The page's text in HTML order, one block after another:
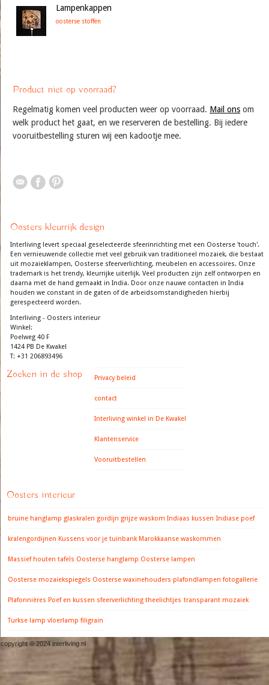
Lampenkappen
oosterse stoffen
Product niet op voorraad?
Regelmatig komen veel producten weer op voorraad. Mail ons om
welk product het gaat, en we reserveren de bestelling. Bij iedere
vooruitbestelling sturen wij een kadootje mee.
Oosters kleurrijk design
Interliving levert speciaal geselecteerde sfeerinrichting met een Oosterse 'touch'.
Een vernieuwende collectie met veel gebruik van traditioneel mozaiek, die bestaat
uit mozaieklampen, Oosterse sfeerverlichting, meubelen en accessoires. Onze
trademark is het trendy, kleurrijke uiterlijk. Veel producten zijn zelf ontworpen en
daarna met de hand gemaakt in India. Door onze nauwe contacten in India
houden we constant in de gaten of de arbeidsomstandigheden hierbij
gerespecteerd worden.
Interliving - Oosters interieur
Winkel:
Poelweg 40 F
1424 PB De Kwakel
T: +31 206893496
Zoeken in de shop Privacy beleid
contact
Interliving winkel in De Kwakel
Klantenservice
Vooruitbestellen
Oosters interieur
bruine hanglamp glaskralen gordijn grijze waskom Indiaas kussen Indiase poef
kralengordijnen Kussens voor je tuinbank Marokkaanse waskommen
Massief houten tafels Oosterse hanglamp Oosterse lampen
Oosterse mozaiekspiegels Oosterse waxinehouders plafondlampen fotogallerie
Plafonnières Poef en kussen sfeerverlichting theelichtjes transparant mozaiek
Turkse lamp vloerlamp filigrain
copyright © 2024 interliving.nl